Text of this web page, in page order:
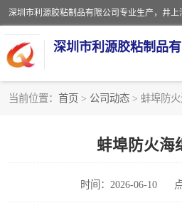
深圳市利源胶粘制品
当前位置： 首页 > 公司动态 > 蚌埠防
蚌埠防火海
时间：2026-06-10
EVA珍珠棉异形